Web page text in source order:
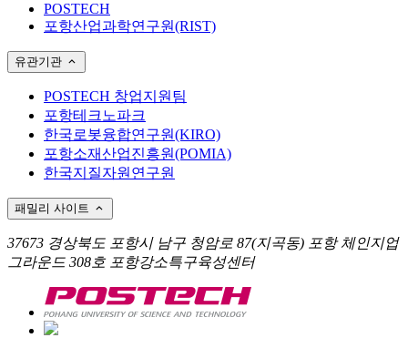
POSTECH
포항산업과학연구원(RIST)
유관기관
POSTECH 창업지원팀
포항테크노파크
한국로봇융합연구원(KIRO)
포항소재산업진흥원(POMIA)
한국지질자원연구원
패밀리 사이트
37673 경상북도 포항시 남구 청암로 87(지곡동) 포항 체인지업
그라운드 308호 포항강소특구육성센터